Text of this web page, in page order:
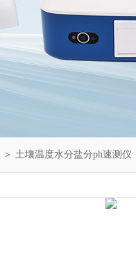
＞ 土壤温度水分盐分ph速测仪